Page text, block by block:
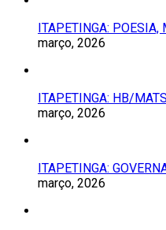
ITAPETINGA:
março, 2026
ITAPETINGA: HB/
março, 2026
ITAPETINGA:
março, 2026